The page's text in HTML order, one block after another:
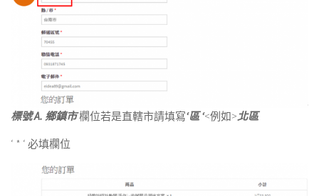
標號 A. 鄉鎮市欄位若是直轄市請填寫‘區 ‘<例如>北區
‘ * ‘ 必填欄位